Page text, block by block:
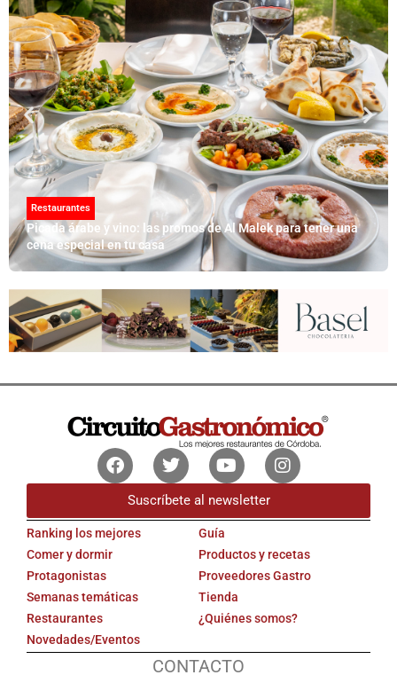
Restaurantes
Picada árabe y vino: las promos de Al Malek para tener una
cena especial en tu casa
FacebookTwitterYoutubeInstagram
Suscríbete al newsletter
Ranking los mejores
Comer y dormir
Protagonistas
Semanas temáticas
Restaurantes
Novedades/Eventos
Guía
Productos y recetas
Proveedores Gastro
Tienda
¿Quiénes somos?
CONTACTO